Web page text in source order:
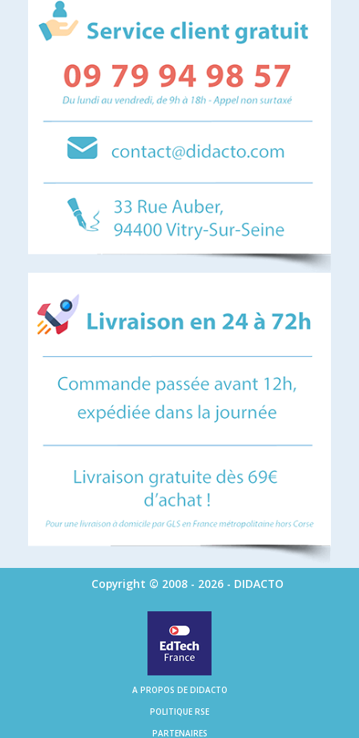
Copyright © 2008 - 2026 - DIDACTO
A PROPOS DE DIDACTO
POLITIQUE RSE
PARTENAIRES